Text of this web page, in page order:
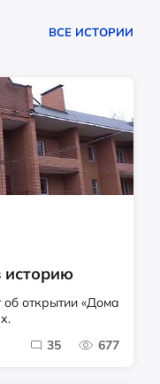
ВСЕ ИСТОРИИ
историю
открытии «Дома
35 677